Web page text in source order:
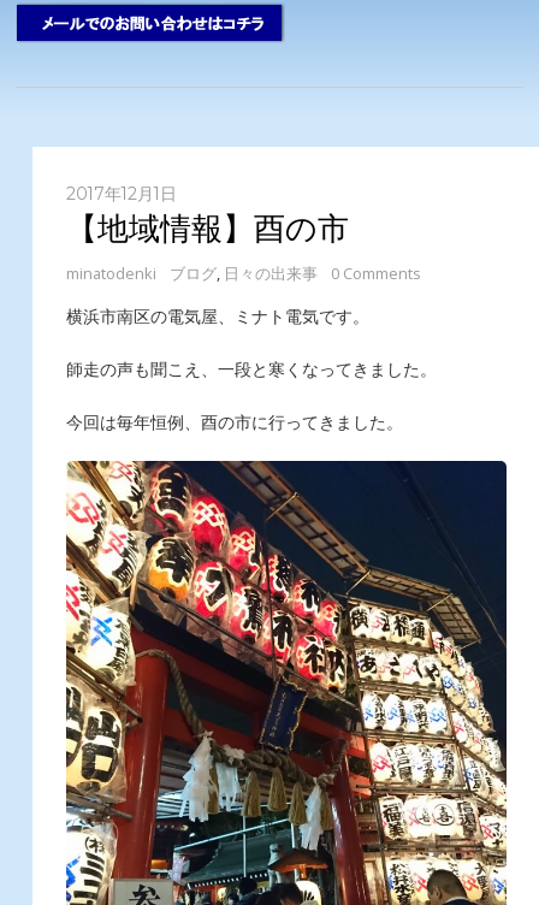
2017年12月1日
【地域情報】酉の市
minatodenki ブログ, 日々の出来事 0 Comments
横浜市南区の電気屋、ミナト電気です。
師走の声も聞こえ、一段と寒くなってきました。
今回は毎年恒例、酉の市に行ってきました。